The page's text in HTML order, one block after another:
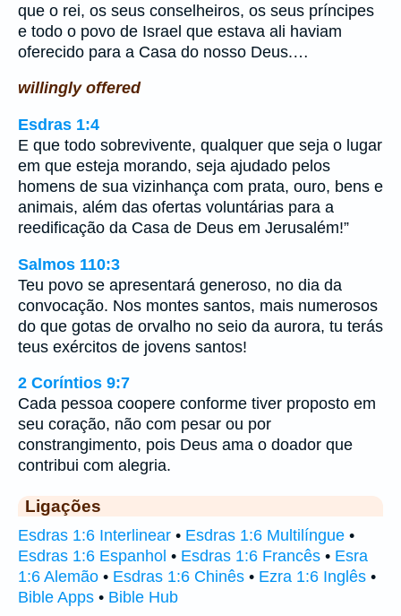
que o rei, os seus conselheiros, os seus príncipes
e todo o povo de Israel que estava ali haviam
oferecido para a Casa do nosso Deus.…
willingly offered
Esdras 1:4
E que todo sobrevivente, qualquer que seja o lugar
em que esteja morando, seja ajudado pelos
homens de sua vizinhança com prata, ouro, bens e
animais, além das ofertas voluntárias para a
reedificação da Casa de Deus em Jerusalém!”
Salmos 110:3
Teu povo se apresentará generoso, no dia da
convocação. Nos montes santos, mais numerosos
do que gotas de orvalho no seio da aurora, tu terás
teus exércitos de jovens santos!
2 Coríntios 9:7
Cada pessoa coopere conforme tiver proposto em
seu coração, não com pesar ou por
constrangimento, pois Deus ama o doador que
contribui com alegria.
Ligações
Esdras 1:6 Interlinear • Esdras 1:6 Multilíngue •
Esdras 1:6 Espanhol • Esdras 1:6 Francês • Esra
1:6 Alemão • Esdras 1:6 Chinês • Ezra 1:6 Inglês •
Bible Apps • Bible Hub